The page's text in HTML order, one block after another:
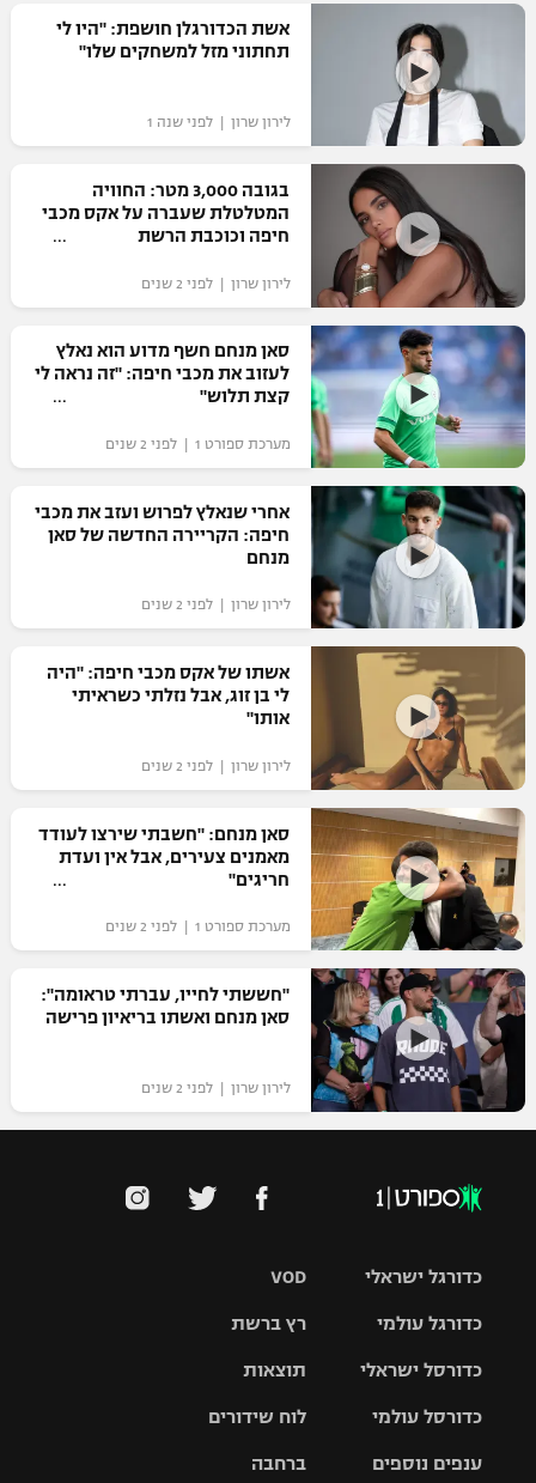
אשת הכדורגלן חושפת: "היו לי
תחתוני מזל למשחקים שלו"
לירון שרון | לפני שנה 1
בגובה 3,000 מטר: החוויה
המטלטלת שעברה על אקס מכבי
חיפה וכוכבת הרשת
לירון שרון | לפני 2 שנים
סאן מנחם חשף מדוע הוא נאלץ
לעזוב את מכבי חיפה: "זה נראה לי
קצת תלוש"
מערכת ספורט 1 | לפני 2 שנים
אחרי שנאלץ לפרוש ועזב את מכבי
חיפה: הקריירה החדשה של סאן
מנחם
לירון שרון | לפני 2 שנים
אשתו של אקס מכבי חיפה: "היה
לי בן זוג, אבל נזלתי כשראיתי
אותו"
לירון שרון | לפני 2 שנים
סאן מנחם: "חשבתי שירצו לעודד
מאמנים צעירים, אבל אין ועדת
חריגים"
מערכת ספורט 1 | לפני 2 שנים
"חששתי לחייו, עברתי טראומה":
סאן מנחם ואשתו בריאיון פרישה
לירון שרון | לפני 2 שנים
VOD
רץ ברשת
תוצאות
לוח שידורים
ברחבה
כדורגל ישראלי
גביע הטוטו
כדורגל עולמי
האלופות
ליגה
כדורסל ישראלי
סל
כדורסל עולמי
ענפים נוספים